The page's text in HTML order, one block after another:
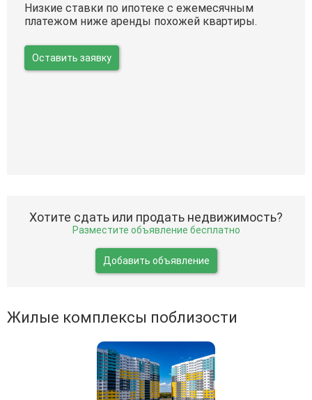
Низкие ставки по ипотеке с ежемесячным
платежом ниже аренды похожей квартиры.
Оставить заявку
Хотите сдать или продать недвижимость?
Разместите объявление бесплатно
Добавить объявление
Жилые комплексы поблизости